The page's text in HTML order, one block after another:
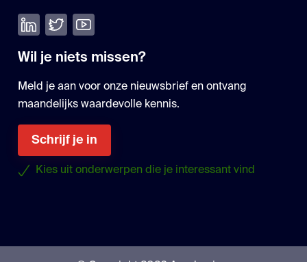
Volg ons op LinkedIn
Volg ons op Twitter
Bekijk onze YouTube
Wil je niets missen?
Meld je aan voor onze nieuwsbrief en ontvang
maandelijks waardevolle kennis.
Schrijf je in
Kies uit onderwerpen die je interessant vind